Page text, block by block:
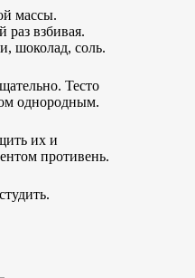
массы.
взбивая.
шоколад, соль.
Тесто
однородным.
их и
противень.